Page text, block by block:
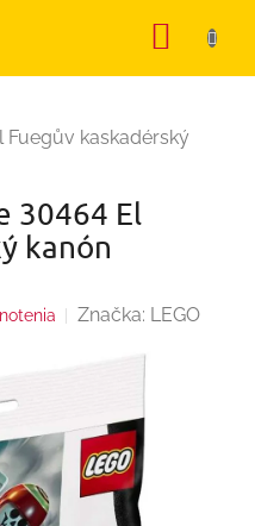
Fuegův kaskadérský
30464 El
kanón
Značka: LEGO